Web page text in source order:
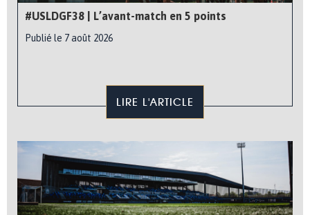
#USLDGF38 | L’avant-match en 5 points
Publié le 7 août 2026
LIRE L'ARTICLE